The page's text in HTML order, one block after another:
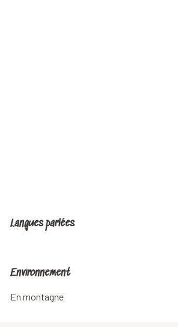
Langues parlées
Langues parlées
Environnement
Environnement
En montagne